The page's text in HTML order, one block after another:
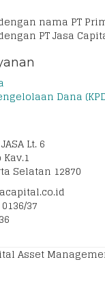
nama PT
PT Jasa
Dana
Lt. 6
Selatan 12870
37
Asset